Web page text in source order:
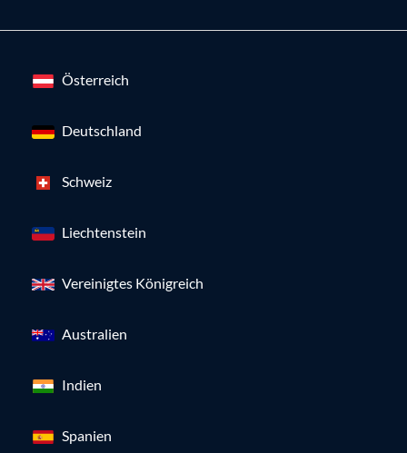
Österreich
Deutschland
Schweiz
Liechtenstein
Vereinigtes Königreich
Australien
Indien
Spanien